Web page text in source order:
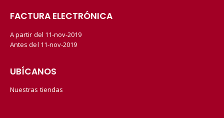
FACTURA ELECTRÓNICA
A partir del 11-nov-2019
Antes del 11-nov-2019
UBÍCANOS
Nuestras tiendas